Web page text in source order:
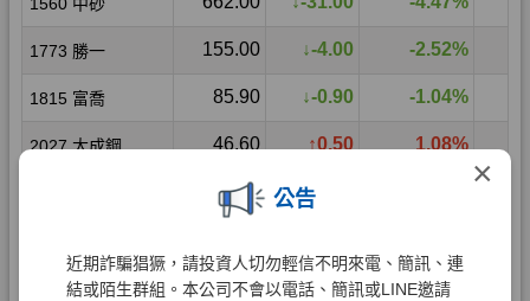
×
公告
近期詐騙猖獗，請投資人切勿輕信不明來電、簡訊、連
結或陌生群組。本公司不會以電話、簡訊或LINE邀請